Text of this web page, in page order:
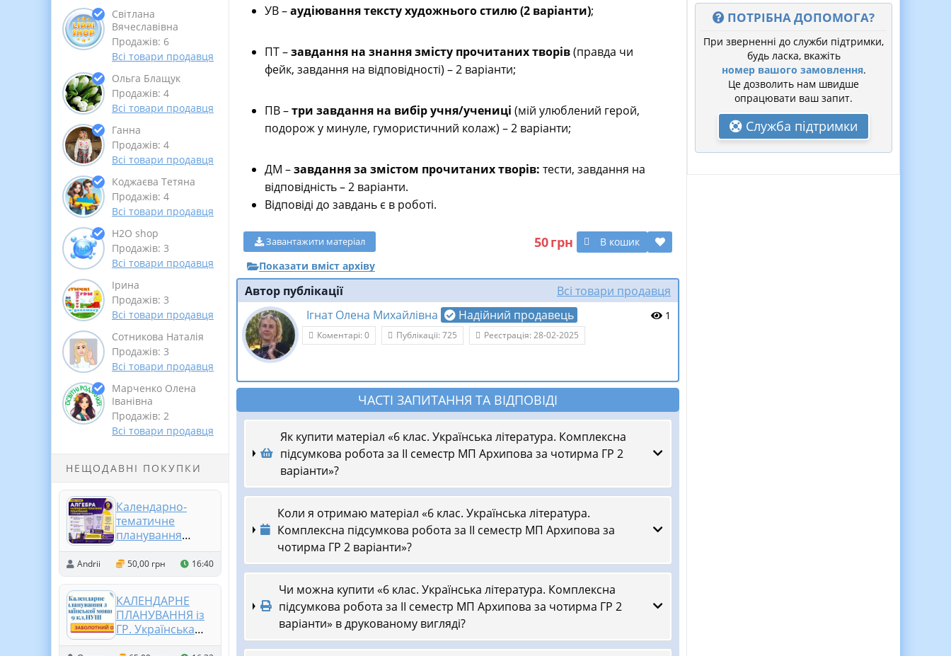
Світлана
Вячеславівна
Продажів: 6
Всі товари продавця
Ольга Блащук
Продажів: 4
Всі товари продавця
Ганна
Продажів: 4
Всі товари продавця
Коджаєва Тетяна
Продажів: 4
Всі товари продавця
Н2О shop
Продажів: 3
Всі товари продавця
Ірина
Продажів: 3
Всі товари продавця
Сотникова Наталія
Продажів: 3
Всі товари продавця
Марченко Олена
Іванівна
Продажів: 2
Всі товари продавця
НЕЩОДАВНІ ПОКУПКИ
Календарно-
тематичне
планування
уроків алгебри 9
клас НУШ з
Групами
Andrii 50,00 грн 16:40
КАЛЕНДАРНЕ
ПЛАНУВАННЯ із
ГР. Українська
мова 9 кл.НУШ.
УВ –аудіювання тексту художнього стилю (2 варіанти);
ПТ –завдання на знання змісту прочитаних творів(правда чи
фейк, завдання на відповідності) – 2 варіанти;
ПВ –три завдання на вибір учня/учениці (мій улюблений герой,
подорож у минуле, гумористичний колаж) – 2 варіанти;
ДМ –завдання за змістом прочитаних творів: тести, завдання на
відповідність – 2 варіанти.
Відповіді до завдань є в роботі.
50грн В кошик
Завантажити матеріал
Показати вміст архіву
Автор публікації
Всі товари продавця
Ігнат Олена Михайлівна
Надійний продавець 1
Коментарі: 0 Публікації: 725 Реєстрація: 28-02-2025
ЧАСТІ ЗАПИТАННЯ ТА ВІДПОВІДІ
Як купити матеріал «6 клас. Українська література. Комплексна
підсумкова робота за ІІ семестр МП Архипова за чотирма ГР 2
варіанти»?
Коли я отримаю матеріал «6 клас. Українська література.
Комплексна підсумкова робота за ІІ семестр МП Архипова за
чотирма ГР 2 варіанти»?
Чи можна купити «6 клас. Українська література. Комплексна
підсумкова робота за ІІ семестр МП Архипова за чотирма ГР 2
варіанти» в друкованому вигляді?
ПОТРІБНА ДОПОМОГА?
При зверненні до служби підтримки,
будь ласка, вкажіть
номер вашого замовлення.
Це дозволить нам швидше
опрацювати ваш запит.
Служба підтримки